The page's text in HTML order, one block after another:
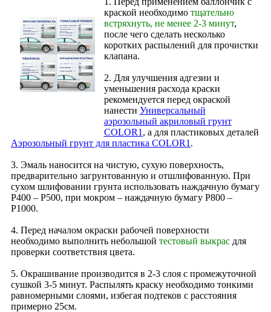
краской необходимо тщательно
встряхнуть, не менее 2-3 минут,
после чего сделать несколько
коротких распылений для прочистки
клапана.
2. Для улучшения адгезии и
уменьшения расхода краски
рекомендуется перед окраской
нанести Универсальный
аэрозольный акриловый грунт
COLOR1 , а для пластиковых деталей
Аэрозольный грунт для пластика COLOR1 .
3. Эмаль наносится на чистую, сухую поверхность,
предварительно загрунтованную и отшлифованную. При
сухом шлифовании грунта использовать наждачную бумагу
Р400 – Р500, при мокром – наждачную бумагу Р800 –
Р1000.
4. Перед началом окраски рабочей поверхности
необходимо выполнить небольшой тестовый выкрас для
проверки соответствия цвета.
5. Окрашивание производится в 2‑3 слоя с промежуточной
сушкой 3-5 минут. Распылять краску необходимо тонкими
равномерными слоями, избегая подтеков с расстояния
примерно 25см.